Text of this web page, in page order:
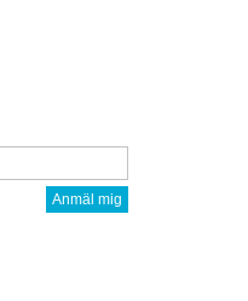
Anmäl mig